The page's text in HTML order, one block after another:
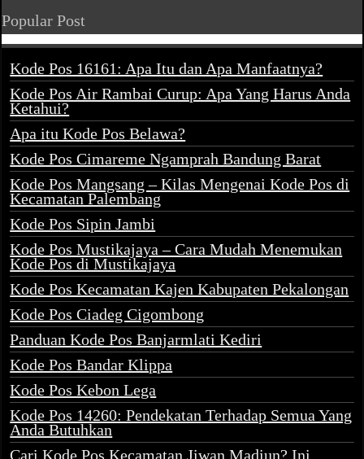
Popular Post
Kode Pos 16161: Apa Itu dan Apa Manfaatnya?
Kode Pos Air Rambai Curup: Apa Yang Harus Anda
Ketahui?
Apa itu Kode Pos Belawa?
Kode Pos Cimareme Ngamprah Bandung Barat
Kode Pos Mangsang – Kilas Mengenai Kode Pos di
Kecamatan Palembang
Kode Pos Sipin Jambi
Kode Pos Mustikajaya – Cara Mudah Menemukan
Kode Pos di Mustikajaya
Kode Pos Kecamatan Kajen Kabupaten Pekalongan
Kode Pos Ciadeg Cigombong
Panduan Kode Pos Banjarmlati Kediri
Kode Pos Bandar Klippa
Kode Pos Kebon Lega
Kode Pos 14260: Pendekatan Terhadap Semua Yang
Anda Butuhkan
Cari Kode Pos Kecamatan Jiwan Madiun? Ini